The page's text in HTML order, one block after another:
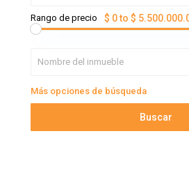
Rango de precio $ 0 to $
Más opciones de búsqueda
Buscar